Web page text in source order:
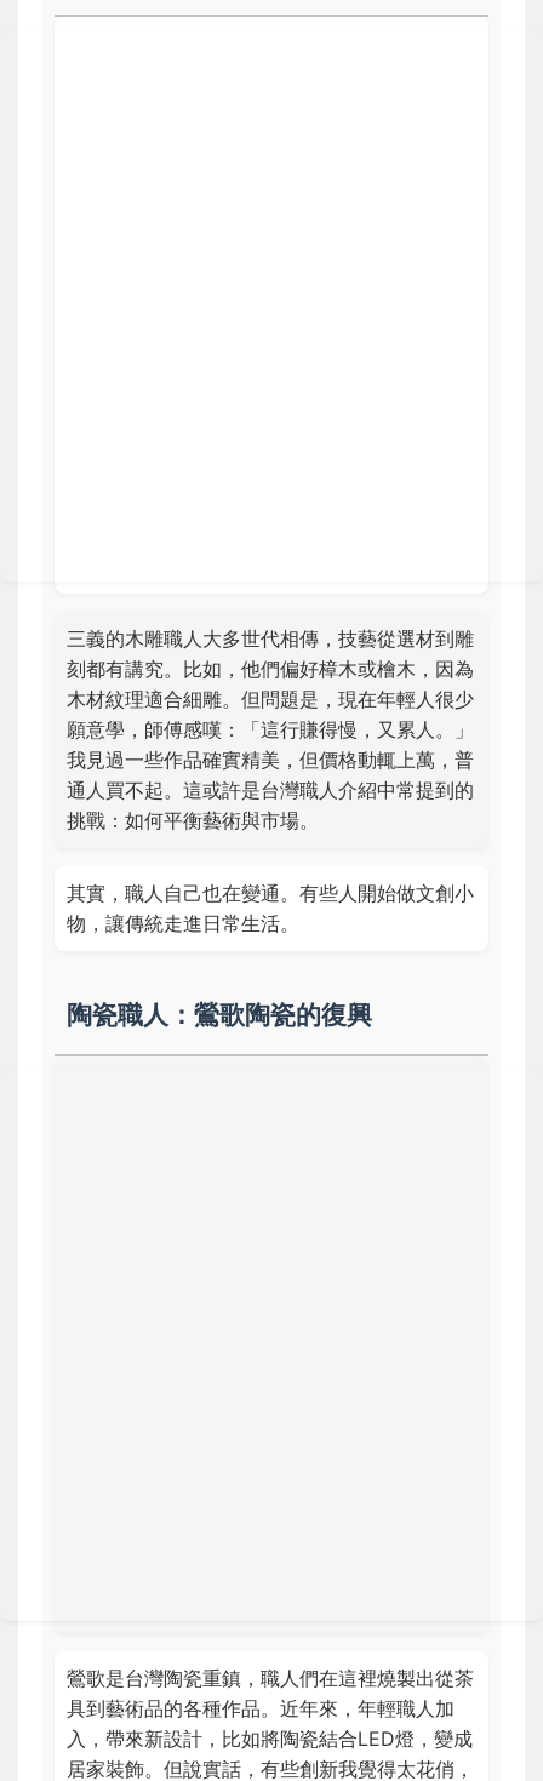
三義的木雕職人大多世代相傳，技藝從選材到雕
刻都有講究。比如，他們偏好樟木或檜木，因為
木材紋理適合細雕。但問題是，現在年輕人很少
願意學，師傅感嘆：「這行賺得慢，又累人。」
我見過一些作品確實精美，但價格動輒上萬，普
通人買不起。這或許是台灣職人介紹中常提到的
挑戰：如何平衡藝術與市場。
其實，職人自己也在變通。有些人開始做文創小
物，讓傳統走進日常生活。
陶瓷職人：鶯歌陶瓷的復興
鶯歌是台灣陶瓷重鎮，職人們在這裡燒製出從茶
具到藝術品的各種作品。近年來，年輕職人加
入，帶來新設計，比如將陶瓷結合LED燈，變成
居家裝飾。但說實話，有些創新我覺得太花俏，